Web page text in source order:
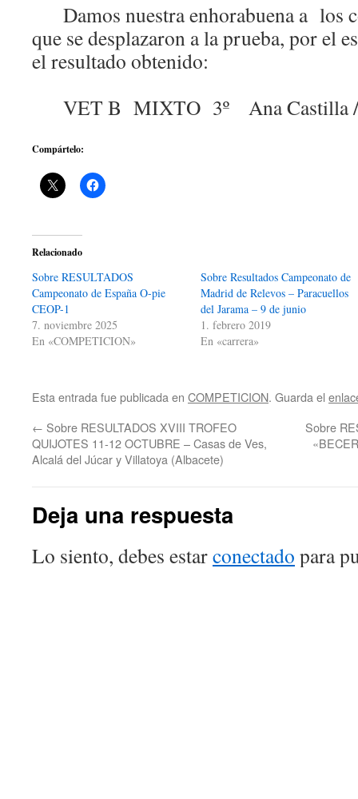
Damos nuestra enhorabuena a los
que se desplazaron a la prueba, por el
el resultado obtenido:
VET B MIXTO 3º Ana Castilla /
Compártelo:
Relacionado
Sobre RESULTADOS
Campeonato de España O-pie
CEOP-1
7. noviembre 2025
En «COMPETICION»
Sobre Resultados Campeonato de
Madrid de Relevos – Paracuellos
del Jarama – 9 de junio
1. febrero 2019
En «carrera»
Esta entrada fue publicada en COMPETICION. Guarda el
← Sobre RESULTADOS XVIII TROFEO
QUIJOTES 11-12 OCTUBRE – Casas de Ves,
Alcalá del Júcar y Villatoya (Albacete)
Sobre
Deja una respuesta
Lo siento, debes estarconectado para